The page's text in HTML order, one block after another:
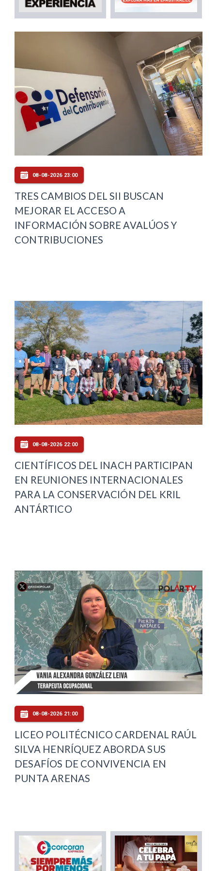
08-08-2026 23:00
TRES CAMBIOS DEL SII BUSCAN
MEJORAR EL ACCESO A
INFORMACIÓN SOBRE AVALÚOS Y
CONTRIBUCIONES
08-08-2026 22:00
CIENTÍFICOS DEL INACH PARTICIPAN
EN REUNIONES INTERNACIONALES
PARA LA CONSERVACIÓN DEL KRIL
ANTÁRTICO
08-08-2026 21:00
LICEO POLITÉCNICO CARDENAL RAÚL
SILVA HENRÍQUEZ ABORDA SUS
DESAFÍOS DE CONVIVENCIA EN
PUNTA ARENAS